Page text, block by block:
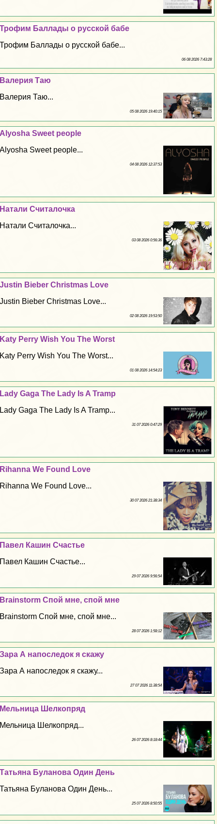
Трофим Баллады о русской бабе
Трофим Баллады о русской бабе...
06 08 2026 7:43:28
Валерия Таю
Валерия Таю...
05 08 2026 19:40:15
Alyosha Sweet people
Alyosha Sweet people...
04 08 2026 12:37:53
Натали Считалочка
Натали Считалочка...
03 08 2026 0:56:36
Justin Bieber Christmas Love
Justin Bieber Christmas Love...
02 08 2026 19:53:50
Katy Perry Wish You The Worst
Katy Perry Wish You The Worst...
01 08 2026 14:54:23
Lady Gaga The Lady Is A Tramp
Lady Gaga The Lady Is A Tramp...
31 07 2026 0:47:29
Rihanna We Found Love
Rihanna We Found Love...
30 07 2026 21:38:34
Павел Кашин Счастье
Павел Кашин Счастье...
29 07 2026 9:56:54
Brainstorm Спой мне, спой мне
Brainstorm Спой мне, спой мне...
28 07 2026 1:58:12
Зара А напоследок я скажу
Зара А напоследок я скажу...
27 07 2026 11:38:54
Мельница Шелкопряд
Мельница Шелкопряд...
26 07 2026 8:18:44
Татьяна Буланова Один День
Татьяна Буланова Один День...
25 07 2026 8:50:55